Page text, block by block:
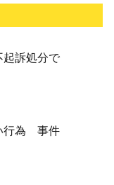
訴処分で
行為 事件